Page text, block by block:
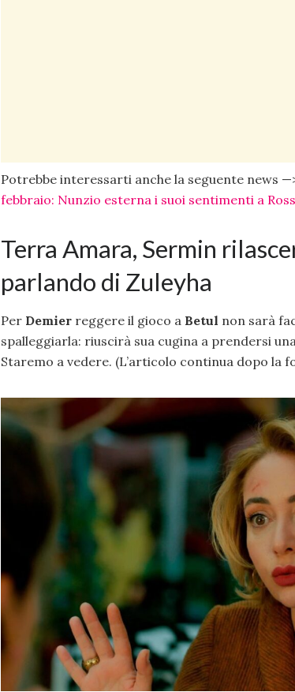
Potrebbe interessarti anche la seguente news
febbraio: Nunzio esterna i suoi sentimenti a
Terra Amara, Sermin
parlando di Zuleyha
Per Demier reggere il gioco a Betul non sarà
spalleggiarla: riuscirà sua cugina a prendersi
Staremo a vedere. (L’articolo continua dopo la